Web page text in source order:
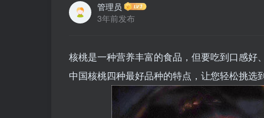
管理员
3年前发布
核桃是一种营养丰富的食品，但要吃到口感
中国核桃四种最好品种的特点，让您轻松挑选